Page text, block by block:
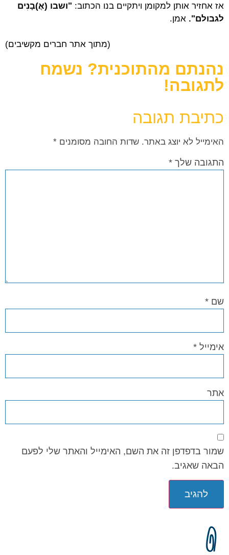
אז אחזיר אותן למקומן ויתקיים בנו הכתוב: "ושבו (אֲ)בָנִים
לגבולם". אמן.
(מתוך אתר חברים מקשיבים)
נהנתם מהתוכנית? נשמח
לתגובה!
כתיבת תגובה
האימייל לא יוצג באתר. שדות החובה מסומנים *
התגובה שלך *
שם *
אימייל *
אתר
שמור בדפדפן זה את השם, האימייל והאתר שלי לפעם
הבאה שאגיב.